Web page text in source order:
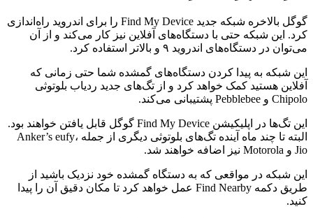
گوگل بالاخره شبکه جدید Find My Device را برای اندروید راه‌اندازی
کرد. این شبکه حتی با دستگاه‌های آفلاین نیز کار می‌کند و از آن
می‌توان در دستگاه‌های اندروید ۹ و بالاتر استفاده کرد.
این شبکه به پیدا کردن دستگاه‌های گمشده شما حتی زمانی که
آفلاین هستید کمک خواهد کرد و از تگ‌های جدید ردیاب بلوتوثی
Chipolo و Pebblebee پشتیبانی می‌کند.
این تگ‌ها در اپلیکیشن Find My Device گوگل قابل یافتن خواهند بود.
البته تا چند ماه آینده تگ‌های بلوتوثی دیگری از جمله Anker’s eufy،
Jio و Motorola نیز اضافه خواهند شد.
این شبکه در مواقعی که به دستگاه گمشده خود نزدیک باشید از
طریق دکمه‌ Find Nearby عمل خواهد کرد تا مکان دقیق آن را پیدا
کنید.